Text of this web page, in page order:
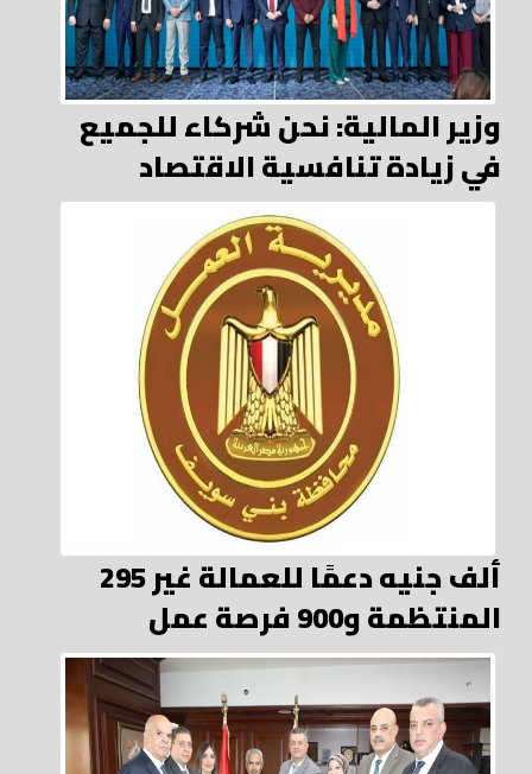
وزير المالية: نحن شركاء للجميع
في زيادة تنافسية الاقتصاد
295 ألف جنيه دعمًا للعمالة غير
المنتظمة و900 فرصة عمل